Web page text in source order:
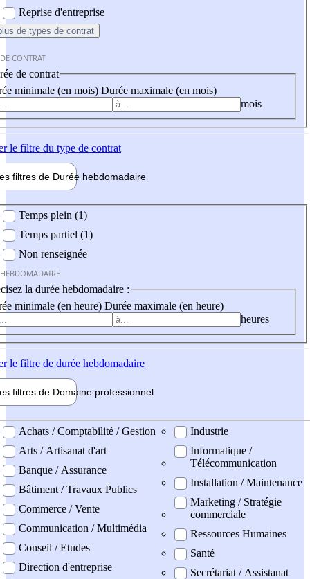
Reprise d'entreprise
de types de contrat
CONTRAT
de contrat
minimale (en mois) Durée maximale (en mois)
mois
le filtre du type de contrat
filtres de Durée hebdomadaire
Temps plein (1)
Temps partiel (1)
Non renseignée
la durée hebdomadaire :
minimale (en heure) Durée maximale (en heure)
heures
le filtre de durée hebdomadaire
filtres de Domaine professionnel
professionel
Achats / Comptabilité / Gestion
Arts / Artisanat d'art
Banque / Assurance
Bâtiment / Travaux Publics
Commerce / Vente
Communication / Multimédia
Conseil / Etudes
Direction d'entreprise
Industrie
Informatique /
Télécommunication
Installation / Maintenance
Marketing / Stratégie
commerciale
Ressources Humaines
Santé
Secrétariat / Assistanat